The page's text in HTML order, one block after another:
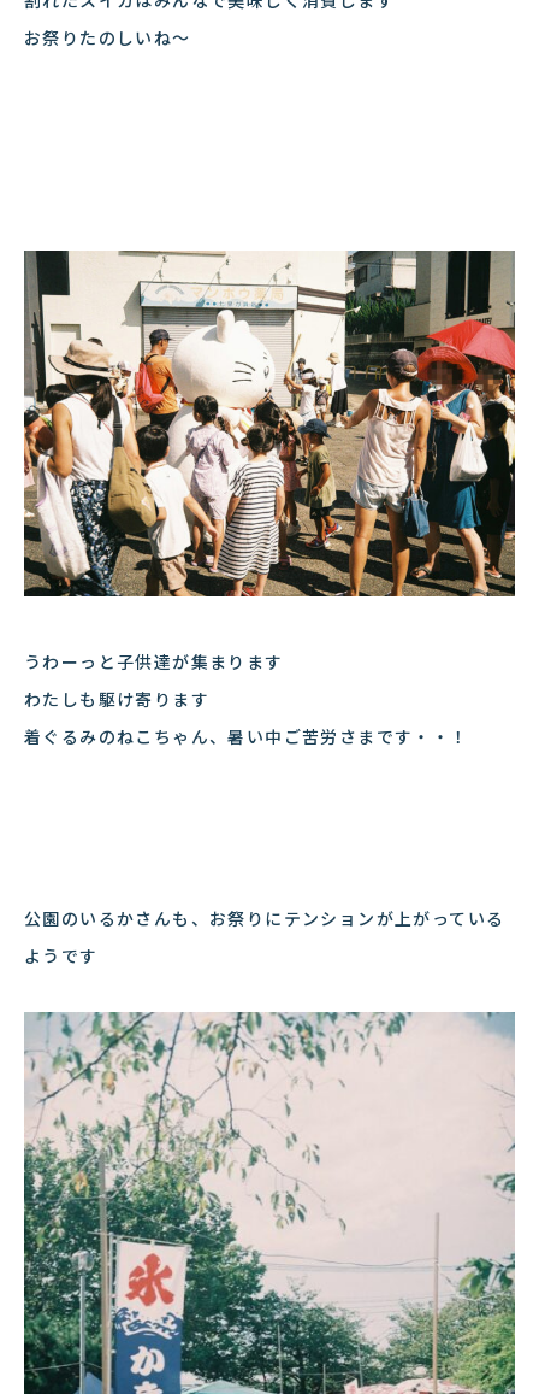
お祭りたのしいね〜
うわーっと子供達が集まります
わたしも駆け寄ります
着ぐるみのねこちゃん、暑い中ご苦労さまです・・！
公園のいるかさんも、お祭りにテンションが上がっている
ようです